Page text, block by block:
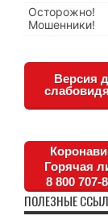
Осторожно!
Мошенники!
Версия
Горячая
8 800 707-
ПОЛЕЗНЫЕ